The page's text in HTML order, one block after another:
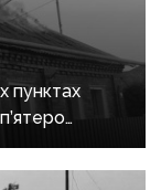
пунктах